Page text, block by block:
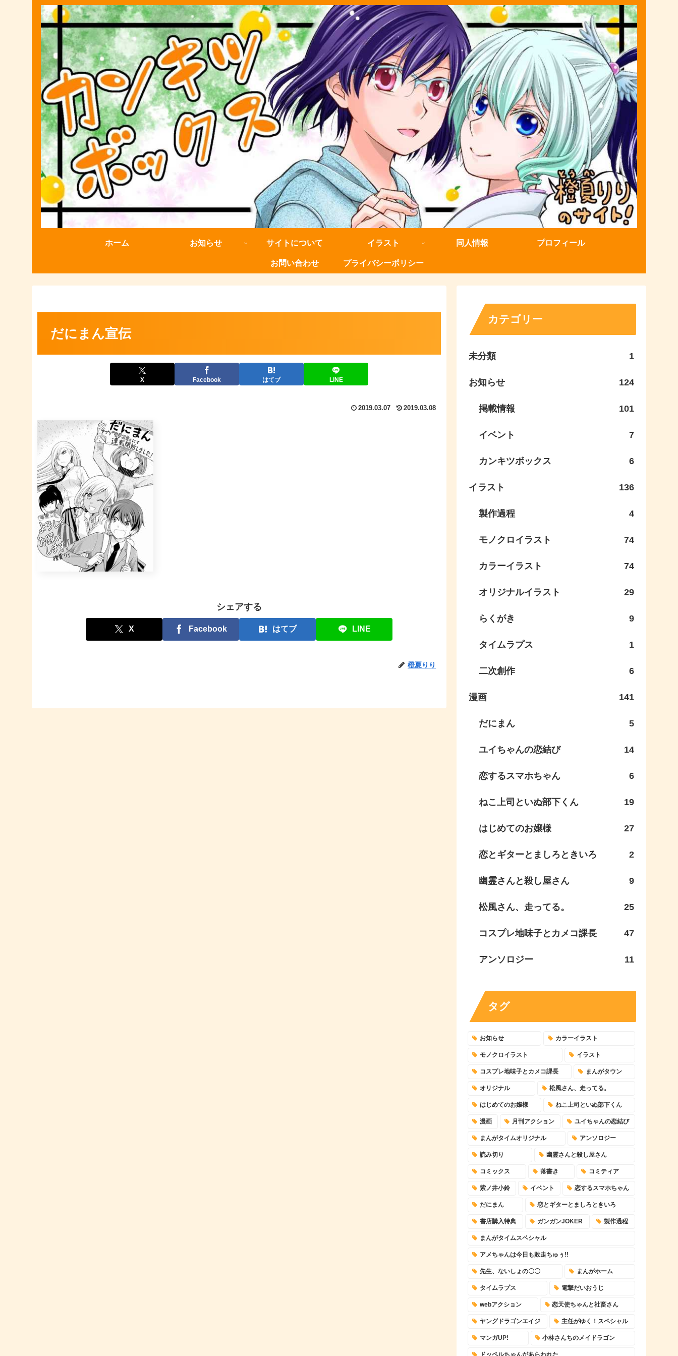
ホーム お知らせ サイトについて イラスト 同人情報 プロフィール
お問い合わせ プライバシーポリシー
だにまん宣伝
X Facebook はてブ LINE
2019.03.07 2019.03.08
シェアする
X Facebook はてブ LINE
橙夏りり
カテゴリー
未分類 1
お知らせ 124
掲載情報 101
イベント 7
カンキツボックス 6
イラスト 136
製作過程 4
モノクロイラスト 74
カラーイラスト 74
オリジナルイラスト 29
らくがき 9
タイムラプス 1
二次創作 6
漫画 141
だにまん 5
ユイちゃんの恋結び 14
恋するスマホちゃん 6
ねこ上司といぬ部下くん 19
はじめてのお嬢様 27
恋とギターとましろときいろ 2
幽霊さんと殺し屋さん 9
松風さん、走ってる。 25
コスプレ地味子とカメコ課長 47
アンソロジー 11
タグ
お知らせ カラーイラスト
モノクロイラスト イラスト
コスプレ地味子とカメコ課長 まんがタウン
オリジナル 松風さん、走ってる。
はじめてのお嬢様 ねこ上司といぬ部下くん
漫画 月刊アクション ユイちゃんの恋結び
まんがタイムオリジナル アンソロジー
読み切り 幽霊さんと殺し屋さん
コミックス 落書き コミティア
紫ノ井小鈴 イベント 恋するスマホちゃん
だにまん 恋とギターとましろときいろ
書店購入特典 ガンガンJOKER 製作過程
まんがタイムスペシャル
アメちゃんは今日も敗走ちゅぅ!!
先生、ないしょの〇〇 まんがホーム
タイムラプス 電撃だいおうじ
webアクション 恋天使ちゃんと社畜さん
ヤングドラゴンエイジ 主任がゆく！スペシャル
マンガUP! 小林さんちのメイドラゴン